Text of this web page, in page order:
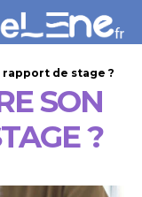
de stage ?
SON
?